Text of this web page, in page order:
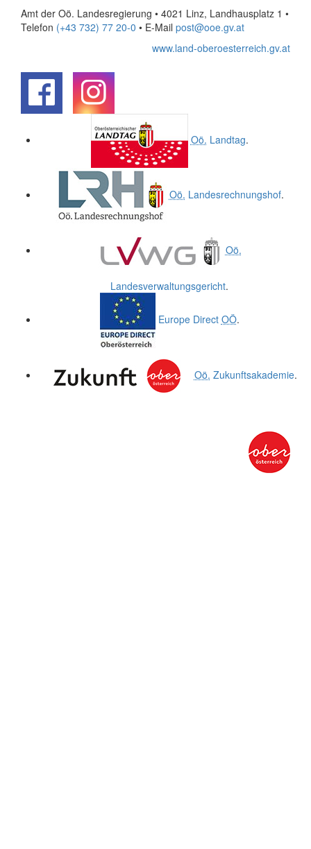
Amt der Oö. Landesregierung • 4021 Linz, Landhausplatz 1 •
Telefon (+43 732) 77 20-0 • E-Mail post@ooe.gv.at
www.land-oberoesterreich.gv.at
Oö. Landtag.
Oö. Landesrechnungshof.
Oö.
Landesverwaltungsgericht.
Europe Direct OÖ.
Oö. Zukunftsakademie.